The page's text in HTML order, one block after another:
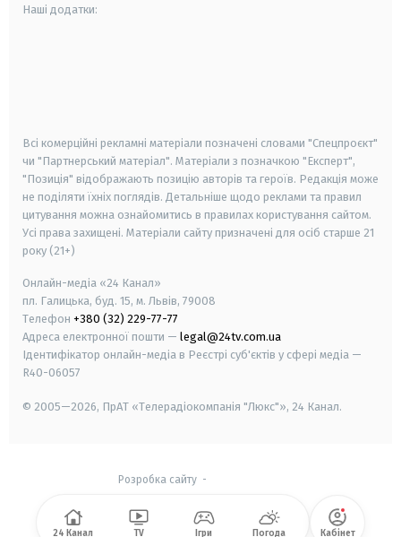
Наші додатки:
Всі комерційні рекламні матеріали позначені словами "Спецпроєкт"
чи "Партнерський матеріал". Матеріали з позначкою "Експерт",
"Позиція" відображають позицію авторів та героїв. Редакція може
не поділяти їхніх поглядів. Детальніше щодо реклами та правил
цитування можна ознайомитись в правилах користування сайтом.
Усі права захищені. Матеріали сайту призначені для осіб старше 21
року (21+)
Онлайн-медіа «24 Канал»
пл. Галицька, буд. 15, м. Львів, 79008
Телефон +380 (32) 229-77-77
Адреса електронної пошти — legal@24tv.com.ua
Ідентифікатор онлайн-медіа в Реєстрі суб'єктів у сфері медіа —
R40-06057
© 2005—2026, ПрАТ «Телерадіокомпанія "Люкс"», 24 Канал.
Розробка сайту-
24 Канал TV Ігри Погода Кабінет